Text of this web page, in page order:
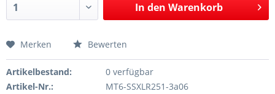
In den Warenkorb
Merken Bewerten
Artikelbestand:
0 verfügbar
Artikel-Nr.:
MT6-SSXLR251-3a06